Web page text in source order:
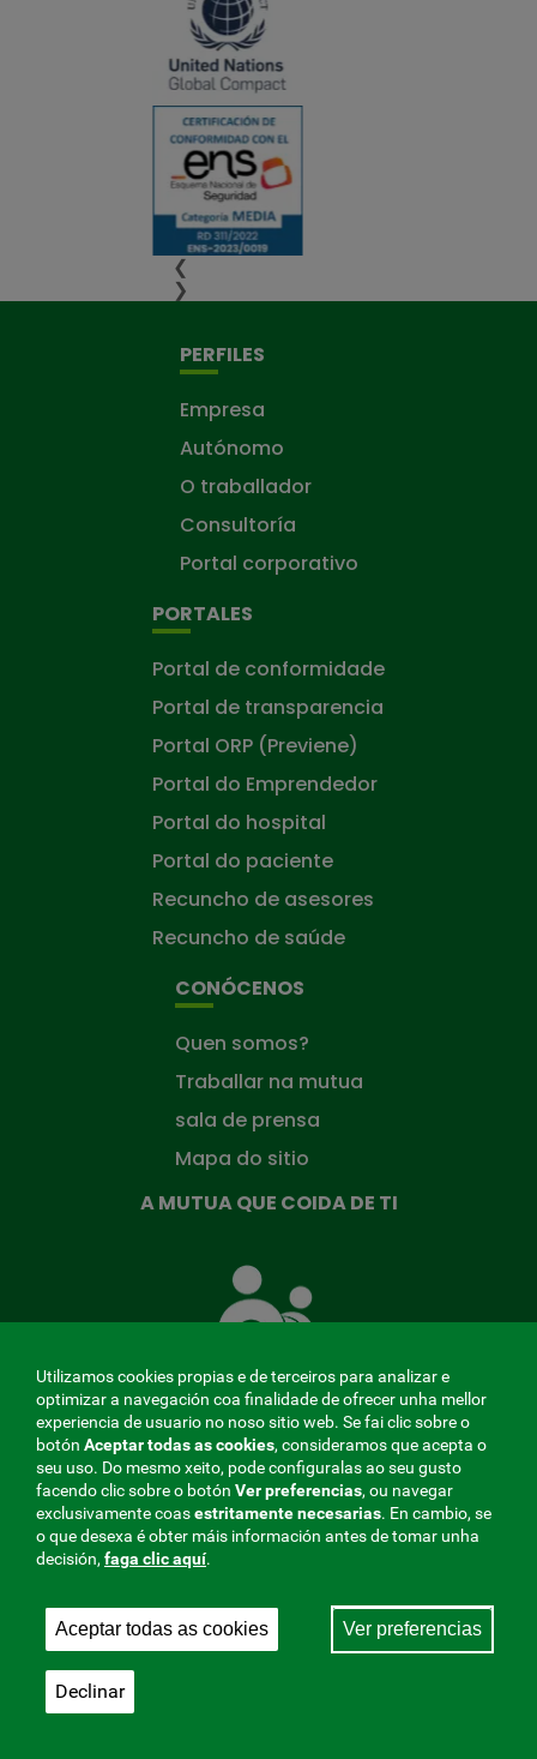
❮
❯
PERFILES
Empresa
Autónomo
O traballador
Consultoría
Portal corporativo
PORTALES
Portal de conformidade
Portal de transparencia
Portal ORP (Previene)
Portal do Emprendedor
Portal do hospital
Portal do paciente
Recuncho de asesores
Recuncho de saúde
CONÓCENOS
Quen somos?
Traballar na mutua
sala de prensa
Mapa do sitio
A MUTUA QUE COIDA DE TI
Mutua
que
MENÚ
REDES
SOCIALES
V20
Aviso legal|Privacidade
Mutua Colaboradora coa Seguridade Social, 275.
Utilizamos cookies propias e de terceiros para analizar e
optimizar a navegación coa finalidade de ofrecer unha mellor
experiencia de usuario no noso sitio web. Se fai clic sobre o
botón Aceptar todas as cookies, consideramos que acepta o
seu uso. Do mesmo xeito, pode configuralas ao seu gusto
facendo clic sobre o botón Ver preferencias, ou navegar
exclusivamente coasestritamentenecesarias. En cambio, se
o que desexa é obter máis información antes de tomar unha
decisión, faga clic aquí.
Aceptar todas as cookies Ver preferencias
Declinar